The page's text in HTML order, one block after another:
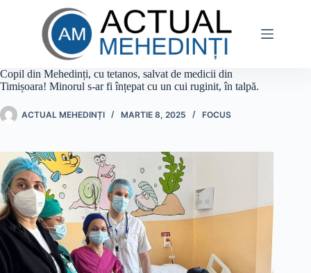
Copil din Mehedinți, cu tetanos, salvat de medicii din
Timișoara! Minorul s-ar fi înțepat cu un cui ruginit, în talpă.
ACTUAL MEHEDINȚI MARTIE 8, 2025 FOCUS